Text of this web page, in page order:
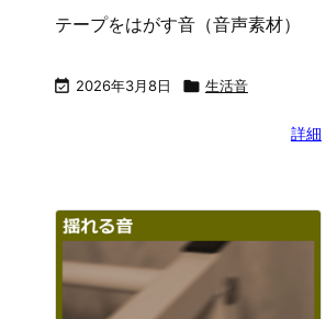
テープをはがす音（音声素材）
 2026年3月8日  生活音
詳細